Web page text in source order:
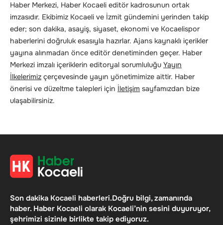
Haber Merkezi, Haber Kocaeli editör kadrosunun ortak
imzasıdır. Ekibimiz Kocaeli ve İzmit gündemini yerinden takip
eder; son dakika, asayiş, siyaset, ekonomi ve Kocaelispor
haberlerini doğruluk esasıyla hazırlar. Ajans kaynaklı içerikler
yayına alınmadan önce editör denetiminden geçer. Haber
Merkezi imzalı içeriklerin editoryal sorumluluğu Yayın
İlkelerimiz çerçevesinde yayın yönetimimize aittir. Haber
önerisi ve düzeltme talepleri için İletişim sayfamızdan bize
ulaşabilirsiniz.
Son dakika Kocaeli haberleri.Doğru bilgi, zamanında
haber. Haber Kocaeli olarak Kocaeli’nin sesini duyuruyor,
şehrimizi sizinle birlikte takip ediyoruz.